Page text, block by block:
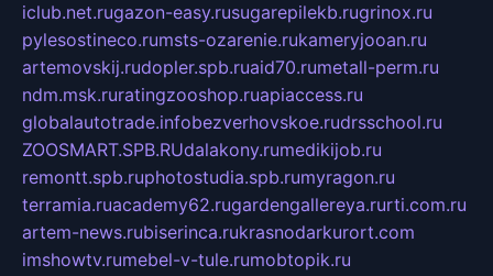
iclub.net.rugazon-easy.rusugarepilekb.rugrinox.ru
pylesostineco.rumsts-ozarenie.rukameryjooan.ru
artemovskij.rudopler.spb.ruaid70.rumetall-perm.ru
ndm.msk.ruratingzooshop.ruapiaccess.ru
globalautotrade.infobezverhovskoe.rudrsschool.ru
ZOOSMART.SPB.RUdalakony.rumedikijob.ru
remontt.spb.ruphotostudia.spb.rumyragon.ru
terramia.ruacademy62.rugardengallereya.rurti.com.ru
artem-news.rubiserinca.rukrasnodarkurort.com
imshowtv.rumebel-v-tule.rumobtopik.ru